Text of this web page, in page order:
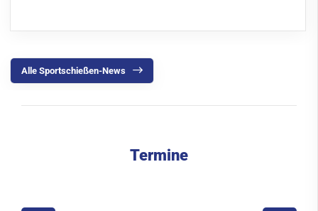
Alle Sportschießen-News
Termine